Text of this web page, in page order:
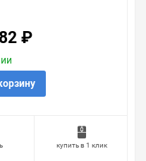
₽
купить в 1 клик